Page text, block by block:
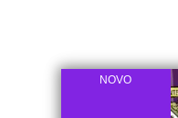
NOVO